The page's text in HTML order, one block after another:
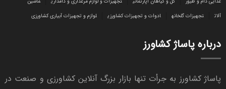
آلات
تجهیزات گلخانه ادوات و تجهیزات کشاورزی لوازم و تجهیزات آبیاری کشاورزی
درباره پاساژ کشاورز
پاساژ کشاورز به جرأت تنها بازار بزرگ آنلاین کشاورزی و صنعت در